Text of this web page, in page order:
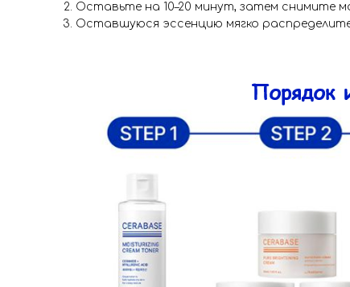
Оставьте на 10–20 минут, затем снимите
Оставшуюся эссенцию мягко